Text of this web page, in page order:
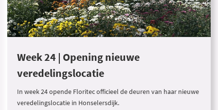
Week 24 | Opening nieuwe
veredelingslocatie
In week 24 opende Floritec officieel de deuren van haar nieuwe
veredelingslocatie in Honselersdijk.